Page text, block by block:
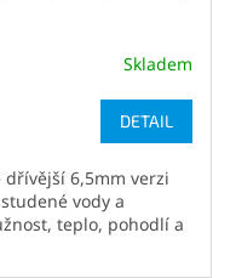
Skladem
DETAIL
6,5mm verzi
vody a
teplo, pohodlí a